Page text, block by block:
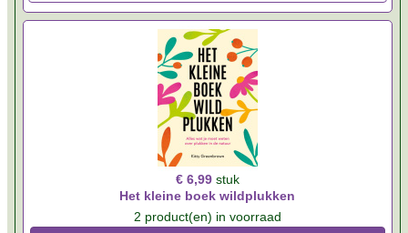
€ 6,99 stuk
Het kleine boek wildplukken
2 product(en) in voorraad